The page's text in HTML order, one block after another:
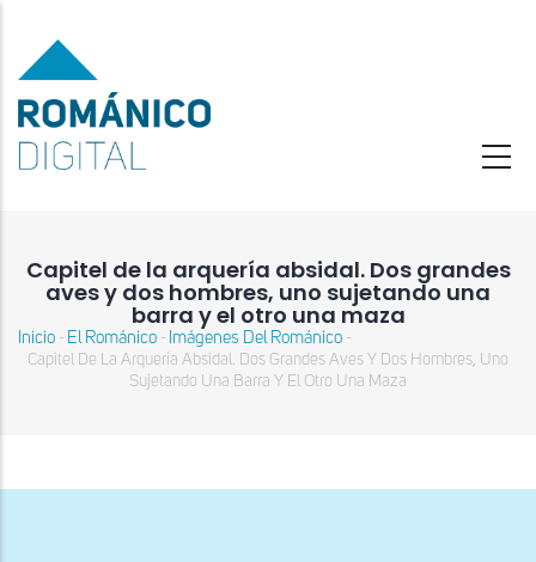
contenido
principal
Capitel de la arquería absidal. Dos grandes
aves y dos hombres, uno sujetando una
barra y el otro una maza
Sobrescribir
enlaces
a
Inicio - El Románico - Imágenes Del Románico -
Capitel De La Arquería Absidal. Dos Grandes Aves Y Dos Hombres, Uno
Sujetando Una Barra Y El Otro Una Maza